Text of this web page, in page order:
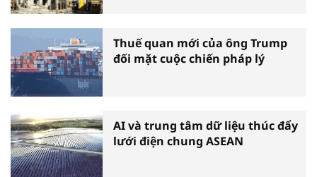
Thuế quan mới của ông Trump
đối mặt cuộc chiến pháp lý
AI và trung tâm dữ liệu thúc đẩy
lưới điện chung ASEAN